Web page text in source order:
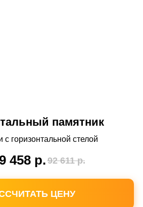
памятник
с горизонтальной стелой
458 р. 92 611 р.
ЦЕНУ